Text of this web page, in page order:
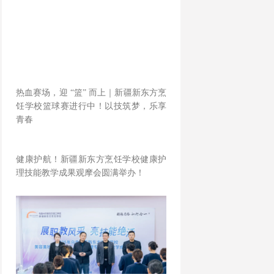
热血赛场，迎 “篮” 而上｜新疆新东方烹
饪学校篮球赛进行中！以技筑梦，乐享
青春
健康护航！新疆新东方烹饪学校健康护
理技能教学成果观摩会圆满举办！